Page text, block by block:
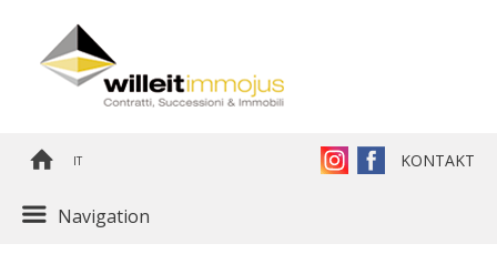
IT KONTAKT
Navigation